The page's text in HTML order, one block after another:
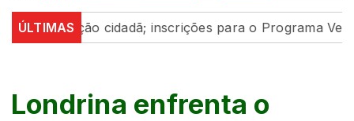
ÚLTIMAScidadã; inscrições para o Programa Vereador
Londrina enfrenta o